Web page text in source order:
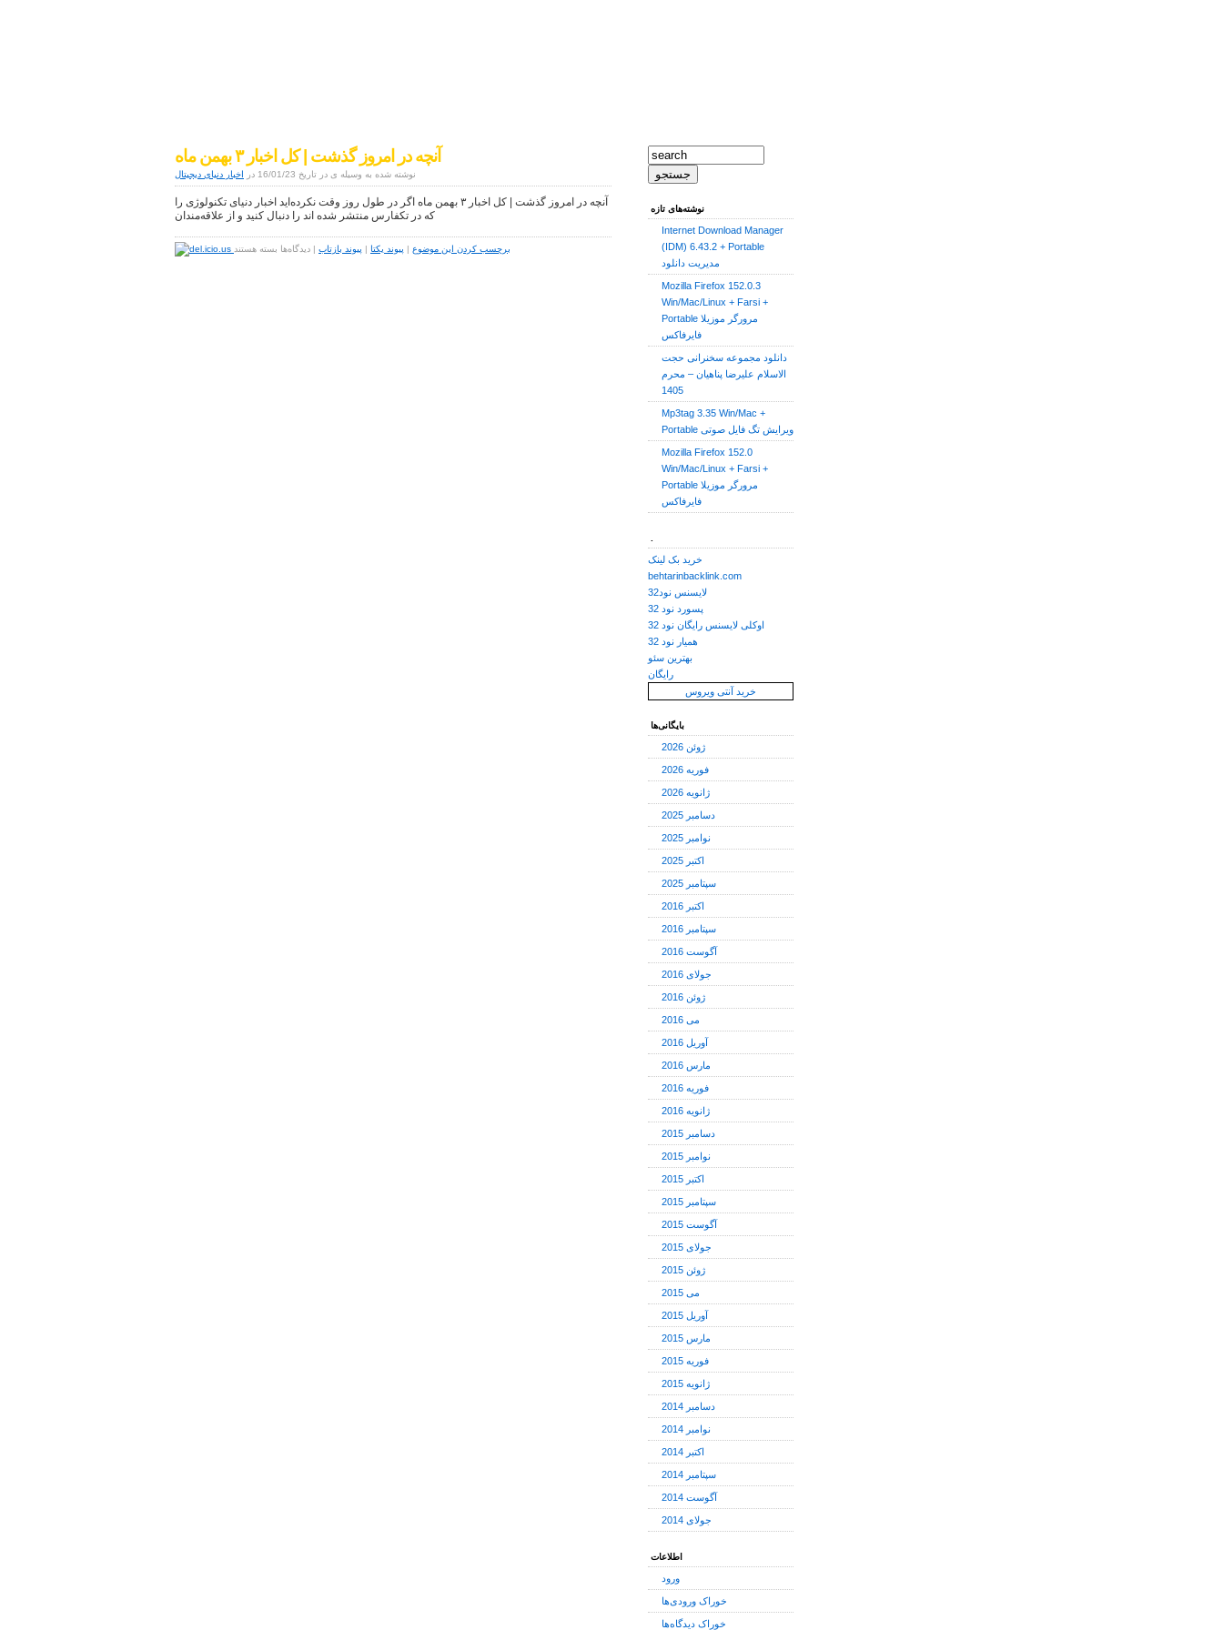
آنچه در امروز گذشت | کل اخبار ۳ بهمن ماه
نوشته شده به وسیله ی در تاریخ 16/01/23 در اخبار دنیای دیجیتال
آنچه در امروز گذشت | کل اخبار ۳ بهمن ماه اگر در طول روز وقت نکرده‌اید اخبار دنیای تکنولوژی را
که در تکفارس منتشر شده اند را دنبال کنید و از علاقه‌مندان
برچسب کردن این موضوع | پیوند یکتا | پیوند بازتاب | دیدگاه‌ها
برای بسته هستند
نوشته‌های تازه
Internet Download Manager
(IDM) 6.43.2 + Portable
مدیریت دانلود
Mozilla Firefox 152.0.3
Win/Mac/Linux + Farsi +
Portable مرورگر موزیلا
فایرفاکس
دانلود مجموعه سخنرانی حجت
الاسلام علیرضا پناهیان – محرم
1405
Mp3tag 3.35 Win/Mac +
Portable ویرایش تگ فایل صوتی
Mozilla Firefox 152.0
Win/Mac/Linux + Farsi +
Portable مرورگر موزیلا
فایرفاکس
خرید بک لینک
behtarinbacklink.com
لایسنس نود32
پسورد نود 32
اوکلی لایسنس رایگان نود 32
همیار نود 32
بهترین سئو
رایگان
خرید آنتی ویروس
بایگانی‌ها
ژوئن 2026
فوریه 2026
ژانویه 2026
دسامبر 2025
نوامبر 2025
اکتبر 2025
سپتامبر 2025
اکتبر 2016
سپتامبر 2016
آگوست 2016
جولای 2016
ژوئن 2016
می 2016
آوریل 2016
مارس 2016
فوریه 2016
ژانویه 2016
دسامبر 2015
نوامبر 2015
اکتبر 2015
سپتامبر 2015
آگوست 2015
جولای 2015
ژوئن 2015
می 2015
آوریل 2015
مارس 2015
فوریه 2015
ژانویه 2015
دسامبر 2014
نوامبر 2014
اکتبر 2014
سپتامبر 2014
آگوست 2014
جولای 2014
اطلاعات
ورود
خوراک ورودی‌ها
خوراک دیدگاه‌ها